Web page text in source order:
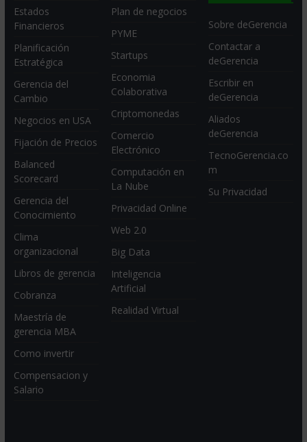
Estados
Financieros
Planificación
Estratégica
Gerencia del
Cambio
Negocios en USA
Fijación de Precios
Balanced
Scorecard
Gerencia del
Conocimiento
Clima
organizacional
Libros de gerencia
Cobranza
Maestría de
gerencia MBA
Como invertir
Compensacion y
Salario
Plan de negocios
PYME
Startups
Economia
Colaborativa
Criptomonedas
Comercio
Electrónico
Computación en
La Nube
Privacidad Online
Web 2.0
Big Data
Inteligencia
Artificial
Realidad Virtual
Sobre deGerencia
Contactar a
deGerencia
Escribir en
deGerencia
Aliados
deGerencia
TecnoGerencia.co
m
Su Privacidad